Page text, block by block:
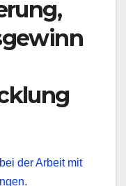
der Arbeit mit